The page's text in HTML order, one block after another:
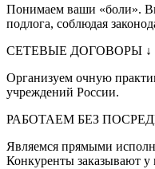
Понимаем ваши «боли».
подлога, соблюдая
СЕТЕВЫЕ ДОГОВОРЫ ↓
Организуем очную
учреждений России.
РАБОТАЕМ БЕЗ
Являемся прямыми
Конкуренты заказывают у